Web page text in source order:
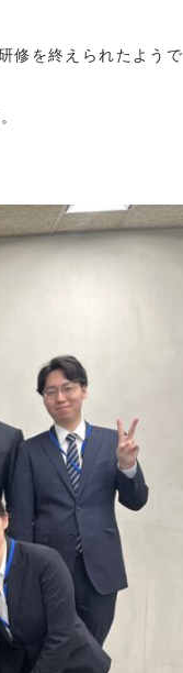
修を終えられたようで